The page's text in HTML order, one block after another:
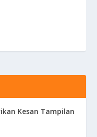
Kesan Tampilan